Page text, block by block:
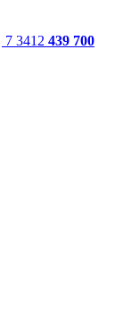
7 3412 439 700